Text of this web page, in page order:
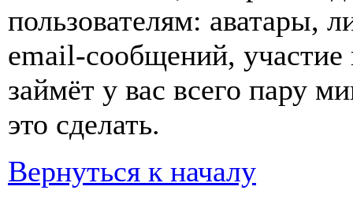
пользователям: аватары,
email-сообщений, участие
займёт у вас всего пару
это сделать.
Вернуться к началу